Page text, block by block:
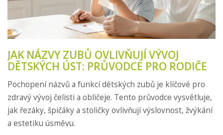
JAK NÁZVY ZUBŮ OVLIVŇUJÍ VÝVOJ
DĚTSKÝCH ÚST: PRŮVODCE PRO RODIČE
Pochopení názvů a funkcí dětských zubů je klíčové pro
zdravý vývoj čelisti a obličeje. Tento průvodce vysvětluje,
jak řezáky, špičáky a stoličky ovlivňují výslovnost, žvýkání
a estetiku úsměvu.